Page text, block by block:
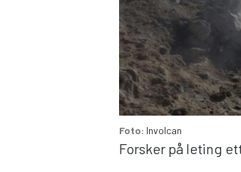
Foto: Involcan
Forsker på leting